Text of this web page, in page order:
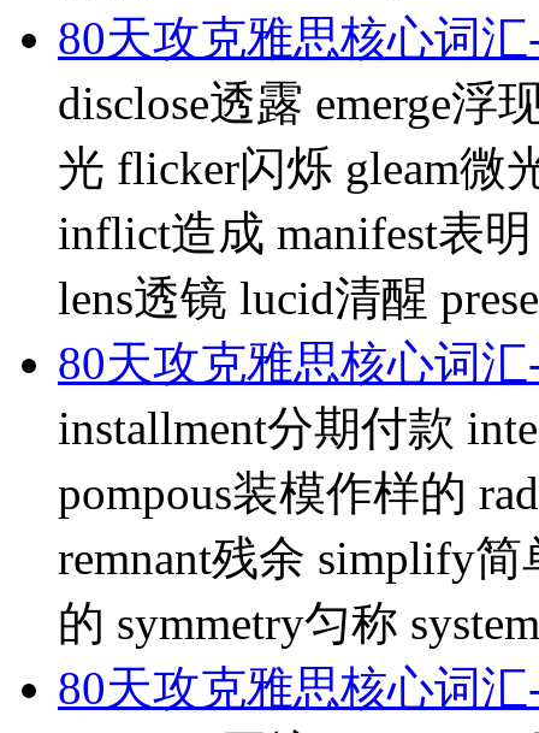
80天攻克雅思核心词汇
disclose透露 emerge浮
光 flicker闪烁 gleam微
inflict造成 manifest表
lens透镜 lucid清醒
80天攻克雅思核心词汇
installment分期付款
pompous装模作样的
remnant残余 simplify简
的 symmetry匀称
80天攻克雅思核心词汇